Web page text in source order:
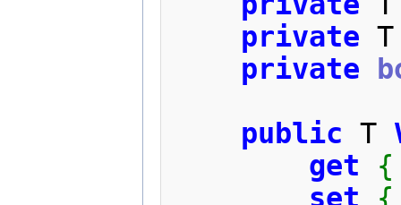
private
private
public T
get
{
set
{